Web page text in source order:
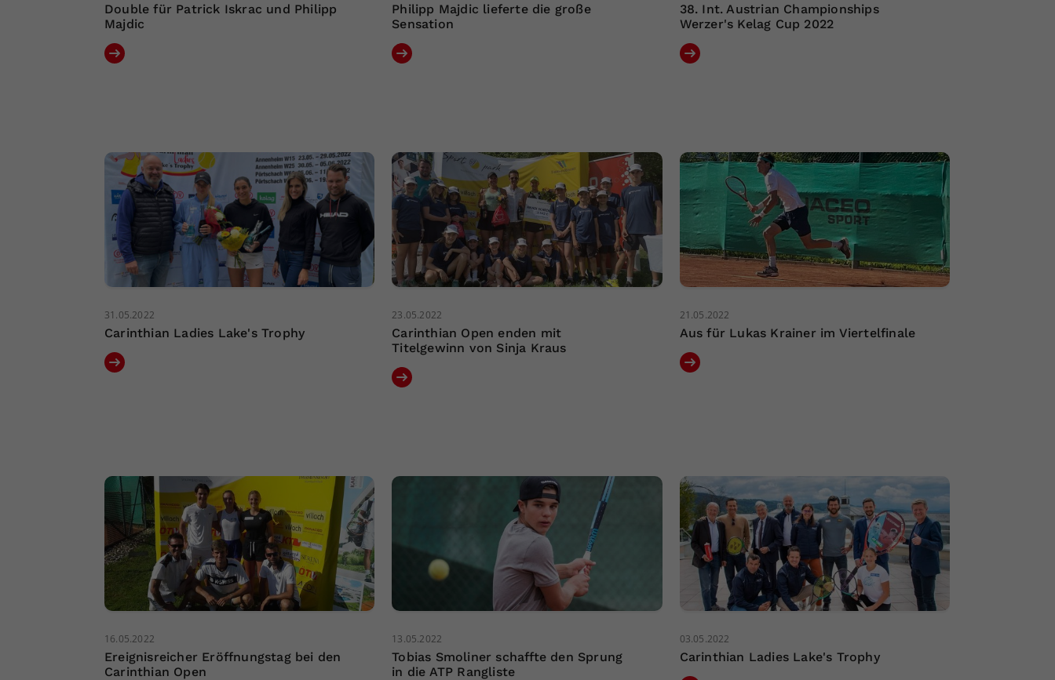
Double für Patrick Iskrac und Philipp
Majdic
Philipp Majdic lieferte die große
Sensation
38. Int. Austrian Championships
Werzer's Kelag Cup 2022
31.05.2022
Carinthian Ladies Lake's Trophy
23.05.2022
Carinthian Open enden mit
Titelgewinn von Sinja Kraus
21.05.2022
Aus für Lukas Krainer im Viertelfinale
16.05.2022
Ereignisreicher Eröffnungstag bei den
Carinthian Open
13.05.2022
Tobias Smoliner schaffte den Sprung
in die ATP Rangliste
03.05.2022
Carinthian Ladies Lake's Trophy